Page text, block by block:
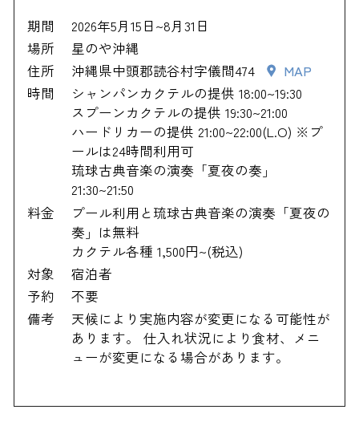
期間
2026年5月15日~8月31日
場所
星のや沖縄
住所
沖縄県中頭郡読谷村字儀間474
MAP
時間
シャンパンカクテルの提供 18:00~19:30
スプーンカクテルの提供 19:30~21:00
ハードリカーの提供 21:00~22:00(L.O) ※プ
ールは24時間利用可
琉球古典音楽の演奏「夏夜の奏」
21:30~21:50
料金
プール利用と琉球古典音楽の演奏「夏夜の
奏」は無料
カクテル各種 1,500円~(税込)
対象
宿泊者
予約
不要
備考
天候により実施内容が変更になる可能性が
あります。 仕入れ状況により食材、メニ
ューが変更になる場合があります。